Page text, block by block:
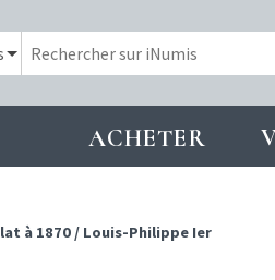
ACHETER
à 1870 / Louis-Philippe Ier